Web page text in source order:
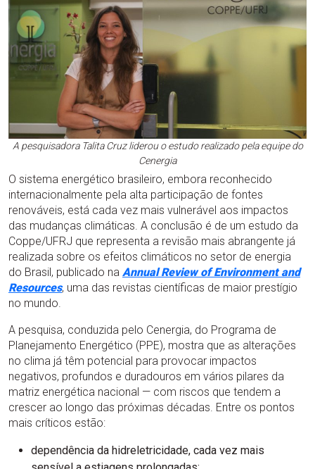
A pesquisadora Talita Cruz liderou o estudo realizado pela equipe do
Cenergia
O sistema energético brasileiro, embora reconhecido
internacionalmente pela alta participação de fontes
renováveis, está cada vez mais vulnerável aos impactos
das mudanças climáticas. A conclusão é de um estudo da
Coppe/UFRJ que representa a revisão mais abrangente já
realizada sobre os efeitos climáticos no setor de energia
do Brasil, publicado na Annual Review of Environment and
Resources, uma das revistas científicas de maior prestígio
no mundo.
A pesquisa, conduzida pelo Cenergia, do Programa de
Planejamento Energético (PPE), mostra que as alterações
no clima já têm potencial para provocar impactos
negativos, profundos e duradouros em vários pilares da
matriz energética nacional — com riscos que tendem a
crescer ao longo das próximas décadas. Entre os pontos
mais críticos estão:
dependência da hidreletricidade, cada vez mais